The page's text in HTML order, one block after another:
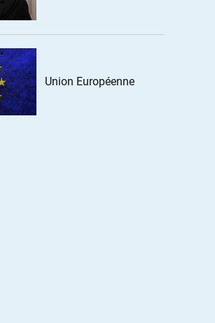
Union Européenne